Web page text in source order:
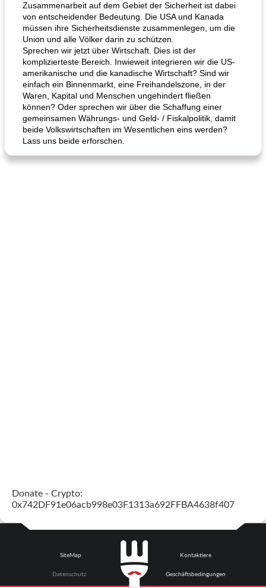
Zusammenarbeit auf dem Gebiet der Sicherheit ist dabei
von entscheidender Bedeutung. Die USA und Kanada
müssen ihre Sicherheitsdienste zusammenlegen, um die
Union und alle Völker darin zu schützen.
Sprechen wir jetzt über Wirtschaft. Dies ist der
komplizierteste Bereich. Inwieweit integrieren wir die US-
amerikanische und die kanadische Wirtschaft? Sind wir
einfach ein Binnenmarkt, eine Freihandelszone, in der
Waren, Kapital und Menschen ungehindert fließen
können? Oder sprechen wir über die Schaffung einer
gemeinsamen Währungs- und Geld- / Fiskalpolitik, damit
beide Volkswirtschaften im Wesentlichen eins werden?
Lass uns beide erforschen.
Donate - Crypto:
0x742DF91e06acb998e03F1313a692FFBA4638f407
SiteMap
Datenschutz
Kontaktiere
Geschäftsbedingungen